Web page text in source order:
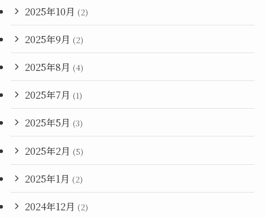
2025年10月 (2)
2025年9月 (2)
2025年8月 (4)
2025年7月 (1)
2025年5月 (3)
2025年2月 (5)
2025年1月 (2)
2024年12月 (2)